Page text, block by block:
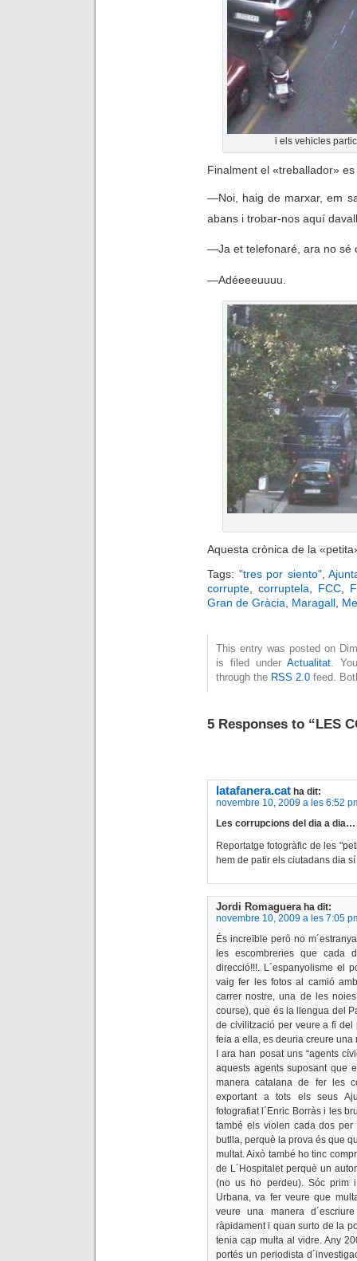
i els vehicles
Finalment el «treballador»
—Noi, haig de marxar, em
abans i trobar-nos aquí
—Ja et telefonaré, ara no sé
—Adéeeeuuuu.
Aquesta crònica de la
Tags: "tres por siento",
corrupte
corruptela FCC,
Gran de Gràcia
Maragall
This entry was posted on
is filed under Actualitat.
through the RSS 2.0 feed.
5 Responses to “LES
latafanera.cat ha dit:
novembre 10, 2009 a les 6:52
Les corrupcions del dia a dia…
Reportatge fotogràfic de les
hem de patir els ciutadans dia
Jordi Romaguera ha dit:
novembre 10, 2009 a les 7:05
És increïble però no
les escombreries que cada
direcció!!!. L´espanyolisme el
vaig fer les fotos al camió
carrer nostre, una de les
course), que és la llengua del
de civilització per veure a fi
feia a ella, es deuria creure una
I ara han posat uns “agents
aquests agents suposant que
manera catalana de fer les
exportant a tots els seus
fotografiat l´Enric Borràs i les
també els violen cada dos
butlla, perquè la prova és que
multat. Això també ho tinc
de L´Hospitalet perquè un
(no us ho perdeu). Sóc prim
Urbana, va fer veure que
veure una manera
ràpidament i quan surto de la
tenia cap multa al vidre. Any
portés un periodista